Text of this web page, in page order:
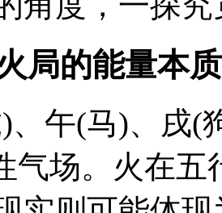
的能量本质
(马)、戌(
气场。火在五